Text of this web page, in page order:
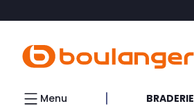
Menu BRADERIE